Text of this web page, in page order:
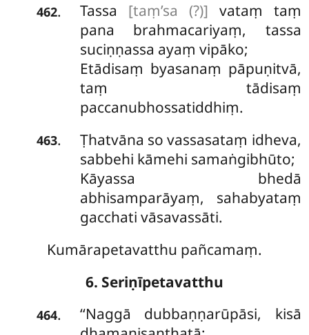
462. Tassa [taṃ’sa (?)] vataṃ taṃ
pana brahmacariyaṃ, tassa
suciṇṇassa ayaṃ vipāko;
Etādisaṃ byasanaṃ pāpuṇitvā,
taṃ tādisaṃ
paccanubhossatiddhiṃ.
463. Ṭhatvāna so vassasataṃ idheva,
sabbehi kāmehi samaṅgibhūto;
Kāyassa bhedā
abhisamparāyaṃ, sahabyataṃ
gacchati vāsavassāti.
Kumārapetavatthu pañcamaṃ.
6. Seriṇīpetavatthu
464. ‘‘Naggā dubbaṇṇarūpāsi, kisā